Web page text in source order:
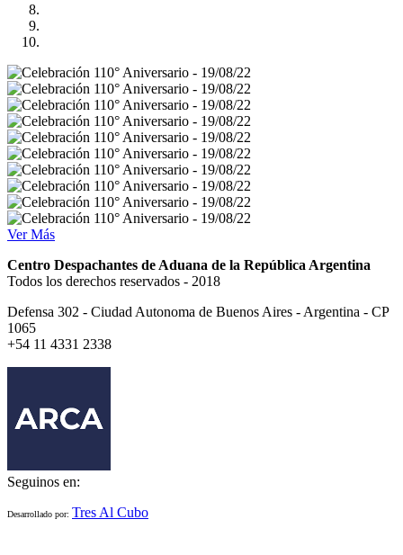
Ver Más
Centro Despachantes de Aduana de la República Argentina
Todos los derechos reservados - 2018
Defensa 302 - Ciudad Autonoma de Buenos Aires - Argentina - CP
1065
+54 11 4331 2338
Seguinos en:
Desarrollado por: Tres Al Cubo